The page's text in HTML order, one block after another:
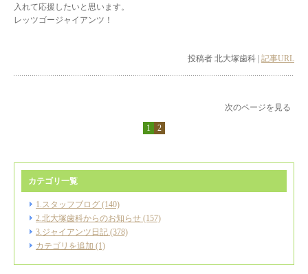
入れて応援したいと思います。
レッツゴージャイアンツ！
投稿者 北大塚歯科 | 記事URL
1 2
次のページを見る
カテゴリ一覧
1.スタッフブログ (140)
2.北大塚歯科からのお知らせ (157)
3.ジャイアンツ日記 (378)
カテゴリを追加 (1)